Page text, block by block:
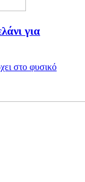
για
στο φυσικό